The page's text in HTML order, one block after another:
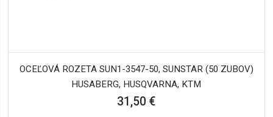
OCEĽOVÁ ROZETA SUN1-3547-50, SUNSTAR (50 ZUBOV)
HUSABERG, HUSQVARNA, KTM
31,50 €